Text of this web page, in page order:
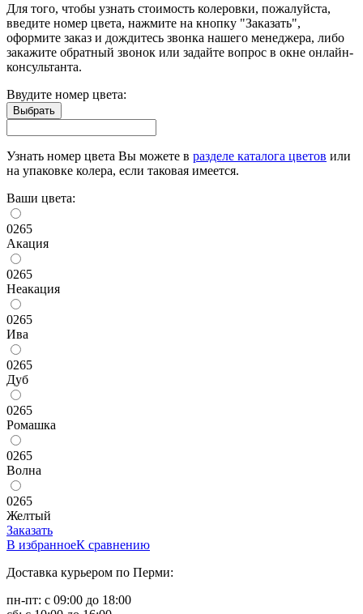
Для того, чтобы узнать стоимость колеровки, пожалуйста,
введите номер цвета, нажмите на кнопку "Заказать",
оформите заказ и дождитесь звонка нашего менеджера, либо
закажите обратный звонок или задайте вопрос в окне онлайн-
консультанта.
Ввудите номер цвета:
Узнать номер цвета Вы можете в разделе каталога цветов или
на упаковке колера, если таковая имеется.
Ваши цвета:
0265
Акация
0265
Неакация
0265
Ива
0265
Дуб
0265
Ромашка
0265
Волна
0265
Желтый
Заказать
В избранноеК сравнению
Доставка курьером по Перми:
пн-пт: с 09:00 до 18:00